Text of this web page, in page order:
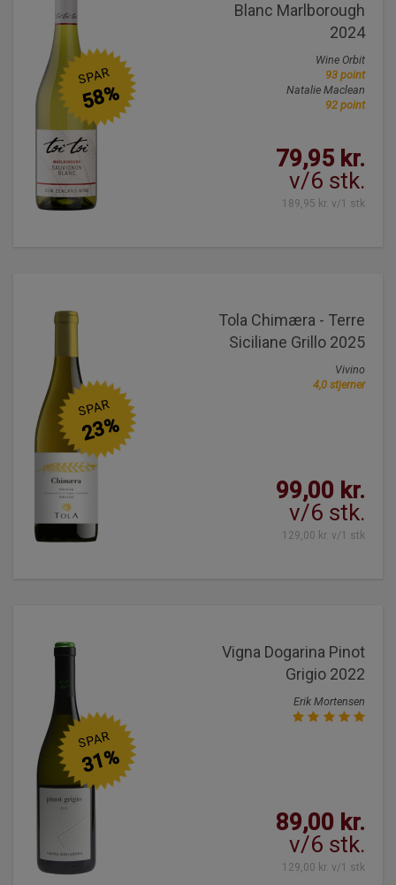
Blanc Marlborough
2024
Wine Orbit
93 point
Natalie Maclean
92 point
79,95 kr.
v/6 stk.
189,95 kr. v/1 stk
SPAR
58%
Tola Chimæra - Terre
Siciliane Grillo 2025
Vivino
4,0 stjerner
99,00 kr.
v/6 stk.
129,00 kr. v/1 stk
SPAR
23%
Vigna Dogarina Pinot
Grigio 2022
Erik Mortensen
89,00 kr.
v/6 stk.
129,00 kr. v/1 stk
SPAR
31%